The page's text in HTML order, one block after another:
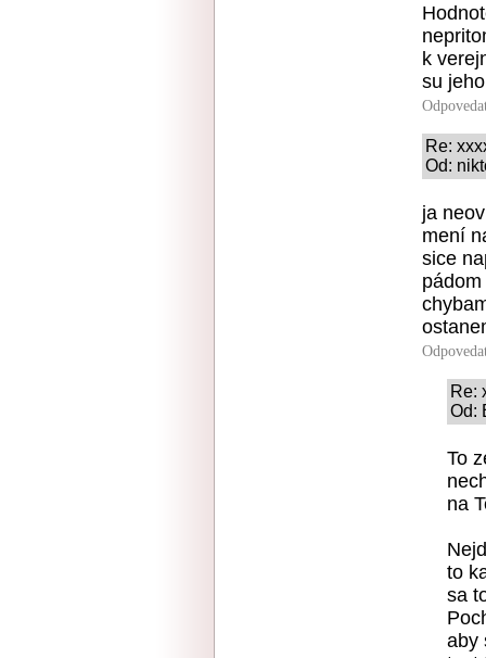
k
su
Re:
Od:
ja
mení
sice
Re:
Od:
To
na
to
sa
aby